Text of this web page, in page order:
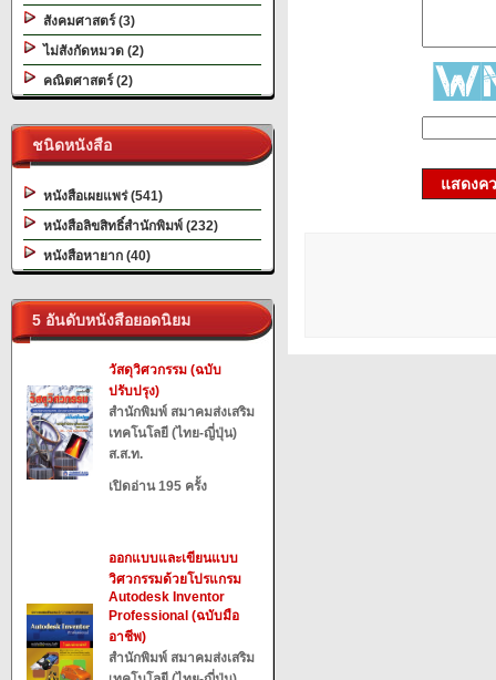
สังคมศาสตร์ (3)
ไม่สังกัดหมวด (2)
คณิตศาสตร์ (2)
ชนิดหนังสือ
หนังสือเผยแพร่ (541)
หนังสือลิขสิทธิ์สำนักพิมพ์ (232)
หนังสือหายาก (40)
5 อันดับหนังสือยอดนิยม
วัสดุวิศวกรรม (ฉบับ
ปรับปรุง)
สำนักพิมพ์ สมาคมส่งเสริม
เทคโนโลยี (ไทย-ญี่ปุ่น)
ส.ส.ท.
เปิดอ่าน 195 ครั้ง
ออกแบบและเขียนแบบ
วิศวกรรมด้วยโปรแกรม
Autodesk Inventor
Professional (ฉบับมือ
อาชีพ)
สำนักพิมพ์ สมาคมส่งเสริม
แสดงค